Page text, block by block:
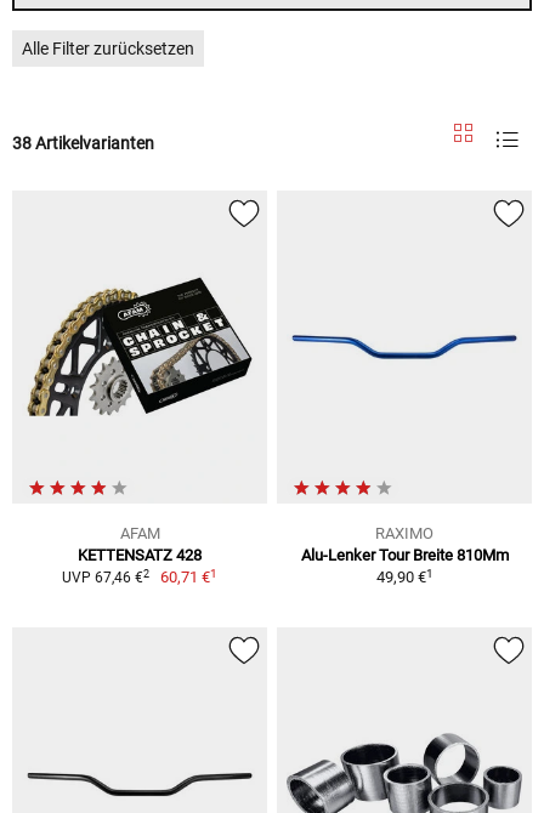
Alle Filter zurücksetzen
38 Artikelvarianten
AFAM
KETTENSATZ 428
UVP 67,46 €2 60,71 €1
RAXIMO
Alu-Lenker Tour Breite 810Mm
49,90 €1